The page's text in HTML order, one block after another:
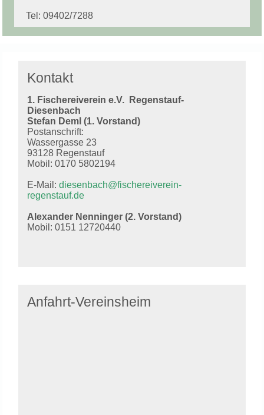
Tel: 09402/7288
Kontakt
1. Fischereiverein e.V.
Regenstauf-
Diesenbach
Stefan Deml (1. Vorstand)
Postanschrift:
Wassergasse 23
93128 Regenstauf
Mobil: 0170 5802194
E-Mail:diesenbach@fischereiverein-
regenstauf.de
Alexander Nenninger (2. Vorstand)
Mobil: 0151 12720440
Anfahrt-Vereinsheim